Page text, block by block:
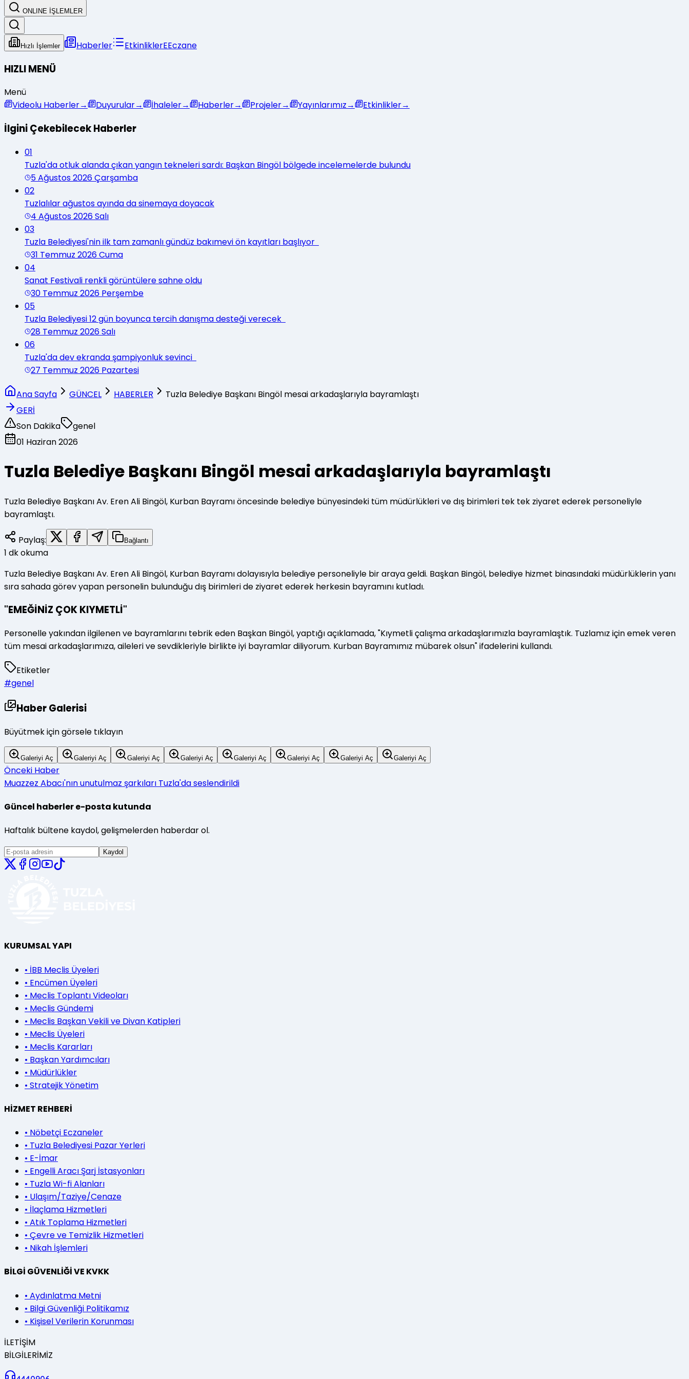
ONLINE İŞLEMLER
Hızlı İşlemler Haberler EtkinliklerEEczane
HIZLI MENÜ
Menü
Videolu Haberler→ Duyurular→ İhaleler→ Haberler→ Projeler→ Yayınlarımız→ Etkinlikler→
İlgini Çekebilecek Haberler
01
Tuzla'da otluk alanda çıkan yangın tekneleri sardı: Başkan Bingöl bölgede incelemelerde bulundu
5 Ağustos 2026 Çarşamba
02
Tuzlalılar ağustos ayında da sinemaya doyacak
4 Ağustos 2026 Salı
03
Tuzla Belediyesi'nin ilk tam zamanlı gündüz bakımevi ön kayıtları başlıyor
31 Temmuz 2026 Cuma
04
Sanat Festivali renkli görüntülere sahne oldu
30 Temmuz 2026 Perşembe
05
Tuzla Belediyesi 12 gün boyunca tercih danışma desteği verecek
28 Temmuz 2026 Salı
06
Tuzla'da dev ekranda şampiyonluk sevinci
27 Temmuz 2026 Pazartesi
Ana Sayfa GÜNCEL HABERLER
Tuzla Belediye Başkanı Bingöl mesai arkadaşlarıyla bayramlaştı
GERİ
Son Dakika
genel
01 Haziran 2026
Tuzla Belediye Başkanı Bingöl mesai arkadaşlarıyla bayramlaştı
Tuzla Belediye Başkanı Av. Eren Ali Bingöl, Kurban Bayramı öncesinde belediye bünyesindeki tüm müdürlükleri ve dış birimleri tek tek ziyaret ederek personeliyle
bayramlaştı.
Paylaş: Bağlantı
1 dk okuma
Tuzla Belediye Başkanı Av. Eren Ali Bingöl, Kurban Bayramı dolayısıyla belediye personeliyle bir araya geldi. Başkan Bingöl, belediye hizmet binasındaki müdürlüklerin yanı
sıra sahada görev yapan personelin bulunduğu dış birimleri de ziyaret ederek herkesin bayramını kutladı.
"EMEĞİNİZ ÇOK KIYMETLİ"
Personelle yakından ilgilenen ve bayramlarını tebrik eden Başkan Bingöl, yaptığı açıklamada, "Kıymetli çalışma arkadaşlarımızla bayramlaştık. Tuzlamız için emek veren
tüm mesai arkadaşlarımıza, aileleri ve sevdikleriyle birlikte iyi bayramlar diliyorum. Kurban Bayramımız mübarek olsun" ifadelerini kullandı.
Etiketler
#genel
Haber Galerisi
Büyütmek için görsele tıklayın
Galeriyi Aç Galeriyi Aç Galeriyi Aç Galeriyi Aç Galeriyi Aç Galeriyi Aç Galeriyi Aç Galeriyi Aç
Önceki Haber
Muazzez Abacı'nın unutulmaz şarkıları Tuzla'da seslendirildi
Güncel haberler e-posta kutunda
Haftalık bültene kaydol, gelişmelerden haberdar ol.
Kaydol
KURUMSAL YAPI
• İBB Meclis Üyeleri
• Encümen Üyeleri
• Meclis Toplantı Videoları
• Meclis Gündemi
• Meclis Başkan Vekili ve Divan Katipleri
• Meclis Üyeleri
• Meclis Kararları
• Başkan Yardımcıları
• Müdürlükler
• Stratejik Yönetim
HİZMET REHBERİ
• Nöbetçi Eczaneler
• Tuzla Belediyesi Pazar Yerleri
• E-İmar
• Engelli Aracı Şarj İstasyonları
• Tuzla Wi-fi Alanları
• Ulaşım/Taziye/Cenaze
• İlaçlama Hizmetleri
• Atık Toplama Hizmetleri
• Çevre ve Temizlik Hizmetleri
• Nikah İşlemleri
BİLGİ GÜVENLİĞİ VE KVKK
• Aydınlatma Metni
• Bilgi Güvenliği Politikamız
• Kişisel Verilerin Korunması
İLETİŞİM
BİLGİLERİMİZ